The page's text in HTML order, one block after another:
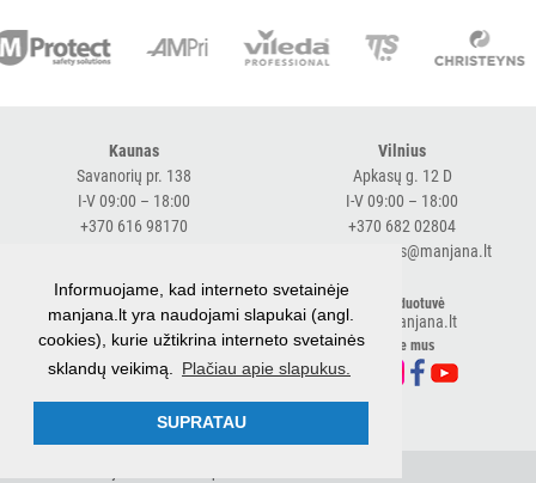
KOSMETIKA
ĮRANGA
MAISTO
POPIERIUS
IR
GAMINIAI
Kaunas
Savanorių pr. 138
I-V 09:00 – 18:00
+370 616 98170
Vilnius
Apkasų g. 12 D
I-V 09:00 – 18:00
+370 682 02804
expressvilnius@manjana.lt
Klaipėda
Baltijos pr. 26 B
I-V 09:00 – 18:00
+370 616 76501
expressklaipeda@manjana.lt
El. parduotuvė
shop.manjana.lt
Sekite mus
Informuojame, kad interneto svetainėje
manjana.lt yra naudojami slapukai (angl.
cookies), kurie užtikrina interneto svetainės
sklandų veikimą.
Plačiau apie slapukus.
SUPRATAU